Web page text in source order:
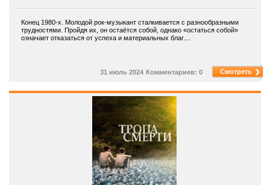
Конец 1980-х. Молодой рок-музыкант сталкивается с разнообразными
трудностями. Пройдя их, он остаётся собой, однако «остаться собой»
означает отказаться от успеха и материальных благ....
31 июль 2024 Комментариев: 0 Смотреть